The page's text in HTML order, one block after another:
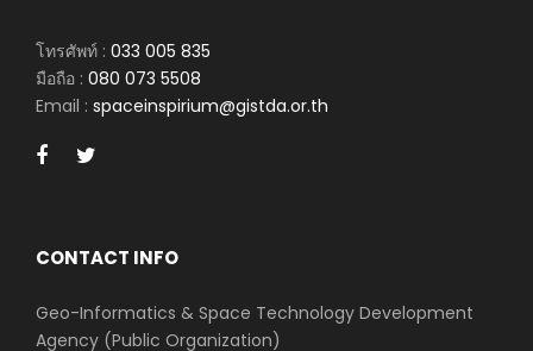
โทรศัพท์ : 033 005 835
มือถือ : 080 073 5508
Email : spaceinspirium@gistda.or.th
CONTACT INFO
Geo-Informatics & Space Technology Development
Agency (Public Organization)